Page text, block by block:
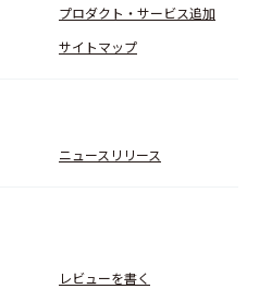
プロダクト・サービス追加
サイトマップ
ニュースリリース
レビューを書く